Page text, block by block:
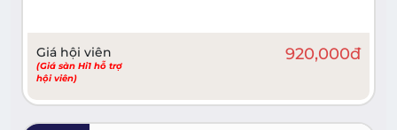
Giá hội viên
(Giá sàn Hi1 hỗ trợ
hội viên)
920,000đ